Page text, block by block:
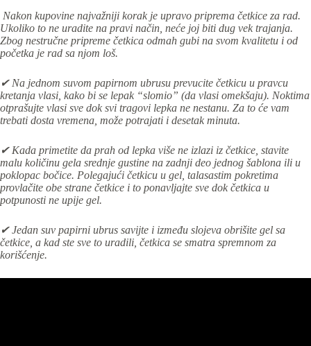
Nakon kupovine najvažniji korak je upravo priprema četkice za rad.
Ukoliko to ne uradite na pravi način, neće joj biti dug vek trajanja.
Zbog nestručne pripreme četkica odmah gubi na svom kvalitetu i od
početka je rad sa njom loš.
✔ Na jednom suvom papirnom ubrusu prevucite četkicu u pravcu
kretanja vlasi, kako bi se lepak “slomio” (da vlasi omekšaju). Noktima
otprašujte vlasi sve dok svi tragovi lepka ne nestanu. Za to će vam
trebati dosta vremena, može potrajati i desetak minuta.
✔ Kada primetite da prah od lepka više ne izlazi iz četkice, stavite
malu količinu gela srednje gustine na zadnji deo jednog šablona ili u
poklopac bočice. Polegajući četkicu u gel, talasastim pokretima
provlačite obe strane četkice i to ponavljajte sve dok četkica u
potpunosti ne upije gel.
✔ Jedan suv papirni ubrus savijte i između slojeva obrišite gel sa
četkice, a kad ste sve to uradili, četkica se smatra spremnom za
korišćenje.